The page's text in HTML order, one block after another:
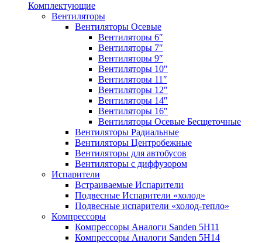
Комплектующие
Вентиляторы
Вентиляторы Осевые
Вентиляторы 6″
Вентиляторы 7″
Вентиляторы 9″
Вентиляторы 10″
Вентиляторы 11″
Вентиляторы 12″
Вентиляторы 14″
Вентиляторы 16″
Вентиляторы Осевые Бесщеточные
Вентиляторы Радиальные
Вентиляторы Центробежные
Вентиляторы для автобусов
Вентиляторы с диффузором
Испарители
Встраиваемые Испарители
Подвесные Испарители «холод»
Подвесные испарители «холод-тепло»
Компрессоры
Компрессоры Аналоги Sanden 5H11
Компрессоры Аналоги Sanden 5H14